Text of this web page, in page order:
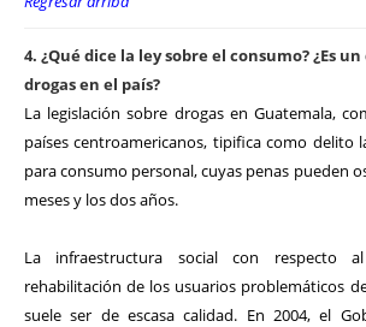
4. ¿Qué dice la ley sobre el consumo? ¿Es
drogas en el país?
La legislación sobre drogas en Guatemala,
países centroamericanos, tipifica como delito
para consumo personal, cuyas penas pueden
meses y los dos años.
La infraestructura social con respecto
rehabilitación de los usuarios problemáticos
suele ser de escasa calidad. En 2004, el